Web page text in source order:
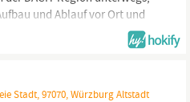
und Ablauf vor Ort und
unsere Teilnehmenden
mehr als nur organisatorische
Möglichmacher und Teil
Stadt, 97070, Würzburg Altstadt